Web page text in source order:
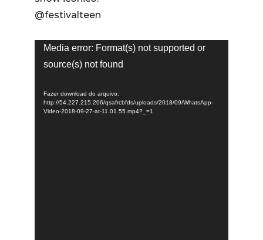
@festivalteen
Tocador
de
Media error: Format(s) not supported or
source(s) not found
Fazer download do arquivo:
http://54.227.215.206/qsafrcbfds/uploads/2018/09/WhatsApp-
Video-2018-09-27-at-11.01.55.mp4?_=1